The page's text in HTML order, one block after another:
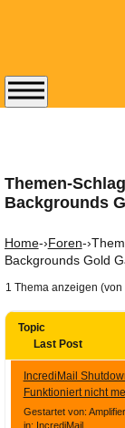
Themen-
Backgrounds
Home-›Foren-›
Backgrounds Gold
1 Thema anzeigen
Topic
Last Post
IncrediMail
Funktioniert nicht
Gestartet von:
in: IncrediMail
Abonnieren
Newsletter
Mailhilfe.de
Der ständig
Tipps zu
Email für Sie
Wie z.B.
GMail,
oder auch
KuNoMail,
Ihre E-Mail